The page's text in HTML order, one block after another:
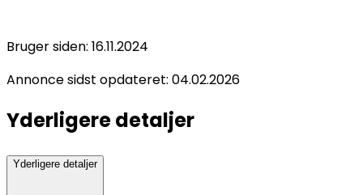
Bruger siden: 16.11.2024
Annonce sidst opdateret: 04.02.2026
Yderligere detaljer
Yderligere detaljer